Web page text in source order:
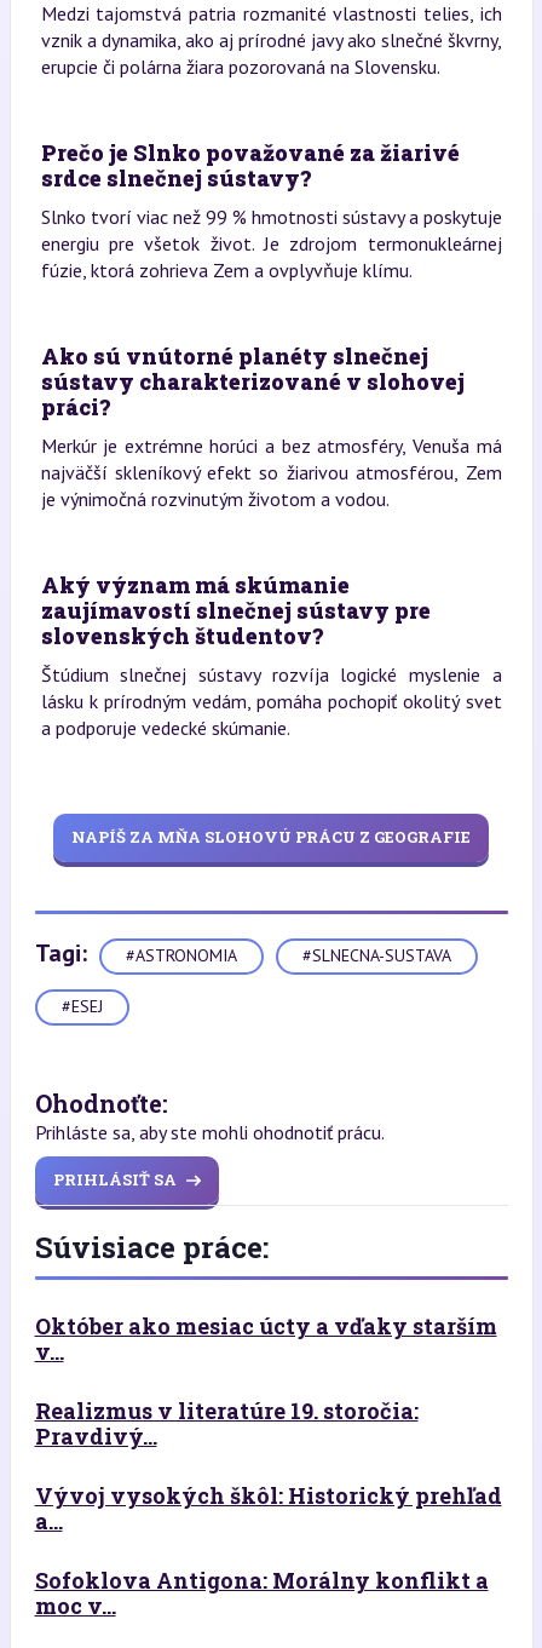
Medzi tajomstvá patria rozmanité vlastnosti telies, ich
vznik a dynamika, ako aj prírodné javy ako slnečné škvrny,
erupcie či polárna žiara pozorovaná na Slovensku.
Prečo je Slnko považované za žiarivé
srdce slnečnej sústavy?
Slnko tvorí viac než 99 % hmotnosti sústavy a poskytuje
energiu pre všetok život. Je zdrojom termonukleárnej
fúzie, ktorá zohrieva Zem a ovplyvňuje klímu.
Ako sú vnútorné planéty slnečnej
sústavy charakterizované v slohovej
práci?
Merkúr je extrémne horúci a bez atmosféry, Venuša má
najväčší skleníkový efekt so žiarivou atmosférou, Zem
je výnimočná rozvinutým životom a vodou.
Aký význam má skúmanie
zaujímavostí slnečnej sústavy pre
slovenských študentov?
Štúdium slnečnej sústavy rozvíja logické myslenie a
lásku k prírodným vedám, pomáha pochopiť okolitý svet
a podporuje vedecké skúmanie.
NAPÍŠ ZA MŇA SLOHOVÚ PRÁCU Z GEOGRAFIE
Tagi: #ASTRONOMIA #SLNECNA-SUSTAVA
#ESEJ
Ohodnoťte:
Prihláste sa, aby ste mohli ohodnotiť prácu.
PRIHLÁSIŤ SA
Súvisiace práce:
Október ako mesiac úcty a vďaky starším
v...
Realizmus v literatúre 19. storočia:
Pravdivý...
Vývoj vysokých škôl: Historický prehľad
a...
Sofoklova Antigona: Morálny konflikt a
moc v...